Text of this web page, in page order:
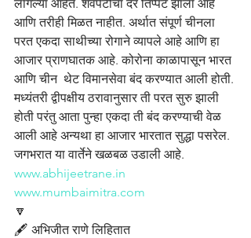
लागल्या आहेत. शवपेटीचा दर तिप्पट झाला आहे
आणि तरीही मिळत नाहीत. अर्थात संपूर्ण चीनला
परत एकदा साथीच्या रोगाने व्यापले आहे आणि हा
आजार प्राणघातक आहे. कोरोना काळापासून भारत
आणि चीन  थेट विमानसेवा बंद करण्यात आली होती.
मध्यंतरी द्वीपक्षीय ठरावानुसार ती परत सुरु झाली
होती परंतु आता पुन्हा एकदा ती बंद करण्याची वेळ
आली आहे अन्यथा हा आजार भारतात सुद्धा पसरेल.
जगभरात या वार्तेने खळबळ उडाली आहे.
www.abhijeetrane.in
www.mumbaimitra.com
🔽
🖋️ अभिजीत राणे लिहितात